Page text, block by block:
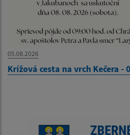
05.08.2026
Krížová cesta na vrch Kečera -